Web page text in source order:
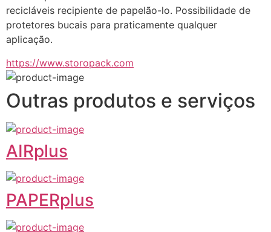
recicláveis recipiente de papelão-lo. Possibilidade de
protetores bucais para praticamente qualquer
aplicação.
https://www.storopack.com
Outras produtos e serviços
AIRplus
PAPERplus